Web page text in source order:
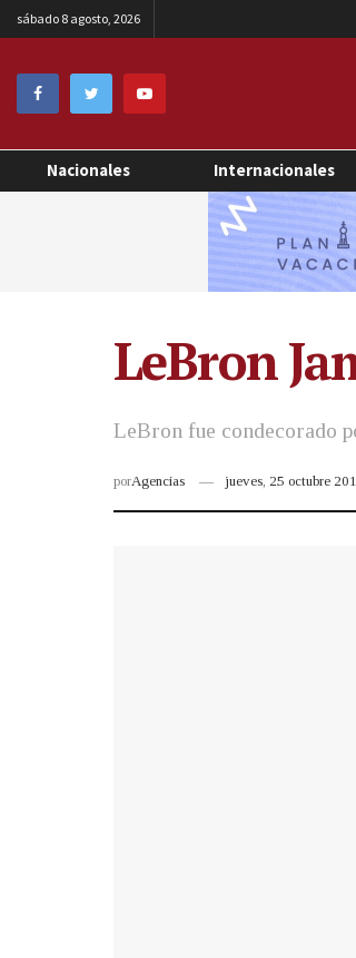
sábado 8 agosto, 2026
Nacionales Internacionales
LeBron
LeBron fue condecorado
porAgencias jueves, 25 octubre